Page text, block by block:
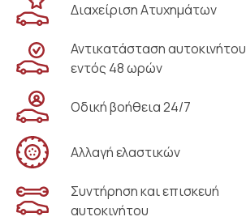
Διαχείριση Ατυχημάτων
Αντικατάσταση αυτοκινήτου
εντός 48 ωρών
Οδική βοήθεια 24/7
Αλλαγή ελαστικών
Συντήρηση και επισκευή
αυτοκινήτου